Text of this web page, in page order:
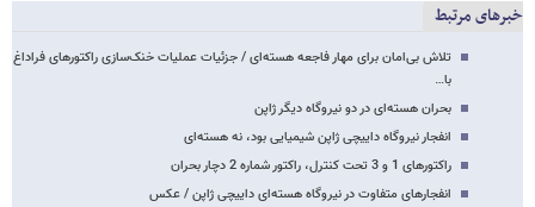
خبرهای مرتبط
تلاش بی‌امان برای مهار فاجعه هسته‌ای / جزئیات عملیات خنک‌سازی راکتورهای فراداغ
با…
بحران هسته‌ای در دو نیروگاه دیگر ژاپن
انفجار نیروگاه داییچی ژاپن شیمیایی بود، نه هسته‌ای
راکتورهای 1 و 3 تحت کنترل، راکتور شماره 2 دچار بحران
انفجارهای متفاوت در نیروگاه هسته‌ای داییچی ژاپن / عکس